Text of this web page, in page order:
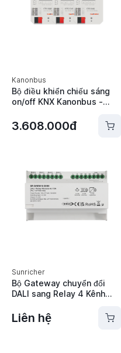
Kanonbus
Bộ điều khiển chiếu sáng
on/off KNX Kanonbus -
3.608.000đ
Sunricher
Bộ Gateway chuyển đổi
DALI sang Relay 4 Kênh
DIN4
Liên hệ